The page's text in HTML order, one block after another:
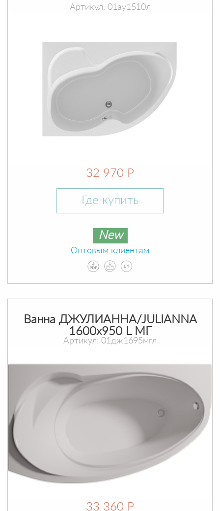
Артикул: 01ау1510л
32 970 Р
Где купить
New
Оптовым клиентам
Ванна ДЖУЛИАННА/JULIANNA
1600х950 L МГ
Артикул: 01дж1695мгл
33 360 Р